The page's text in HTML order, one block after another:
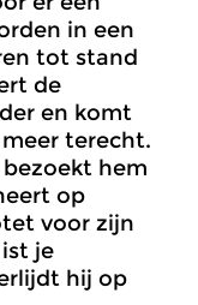
in een
tot stand
de
en komt
terecht.
hem
op
voor zijn
je
hij op